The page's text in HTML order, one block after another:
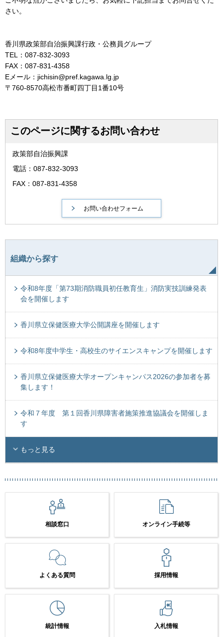
さい。
香川県政策部自治振興課行政・公務員グループ
TEL：087-832-3093
FAX：087-831-4358
Eメール：jichisin@pref.kagawa.lg.jp
〒760-8570高松市番町四丁目1番10号
このページに関するお問い合わせ
政策部自治振興課
電話：087-832-3093
FAX：087-831-4358
組織から探す
令和8年度「第73期消防職員初任教育生」消防実技訓練発表
会を開催します
香川県立保健医療大学公開講座を開催します
令和8年度中学生・高校生のサイエンスキャンプを開催します
香川県立保健医療大学オープンキャンパス2026の参加者を募
集します！
令和７年度 第１回香川県障害者施策推進協議会を開催しま
す
もっと見る
相談窓口 オンライン手続等
よくある質問 採用情報
統計情報 入札情報